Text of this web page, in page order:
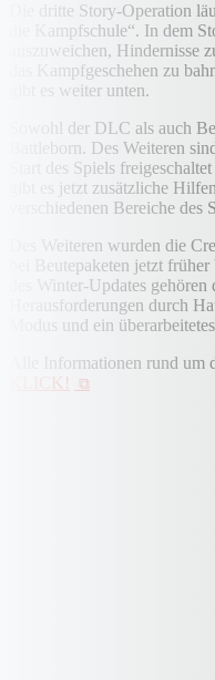
Die dritte Story-Operation
die Kampfschule“. In dem
auszuweichen, Hindernisse
das Kampfgeschehen zu
gibt es weiter unten.
Sowohl der DLC als auch
Battleborn. Des Weiteren
Start des Spiels
gibt es jetzt zusätzliche
verschiedenen Bereiche des
Des Weiteren wurden die
bei Beutepaketen jetzt
des Winter-Updates
Herausforderungen durch
Modus und ein
Alle Informationen rund um
KLICK!